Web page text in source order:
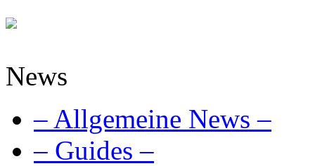
News
– Allgemeine News –
– Guides –